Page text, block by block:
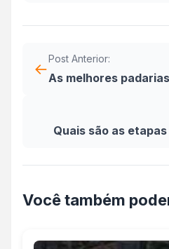
←
Post Anterior:
As melhores
Quais são as etapas
Você também